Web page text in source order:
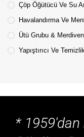
Çöp Öğütücü Ve Su
Havalandırma Ve
Ütü Grubu &
Yapıştırıcı Ve
* 1959'dan